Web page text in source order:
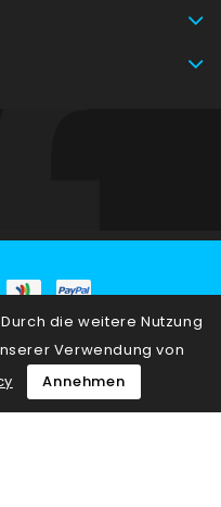
die weitere Nutzung
Verwendung von
Annehmen
von PrestaShop™